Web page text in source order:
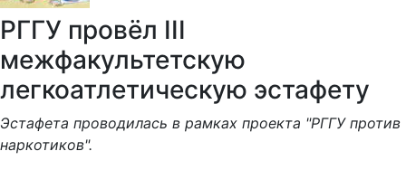
РГГУ провёл III
межфакультетскую
легкоатлетическую эстафету
Эстафета проводилась в рамках проекта "РГГУ против
наркотиков".